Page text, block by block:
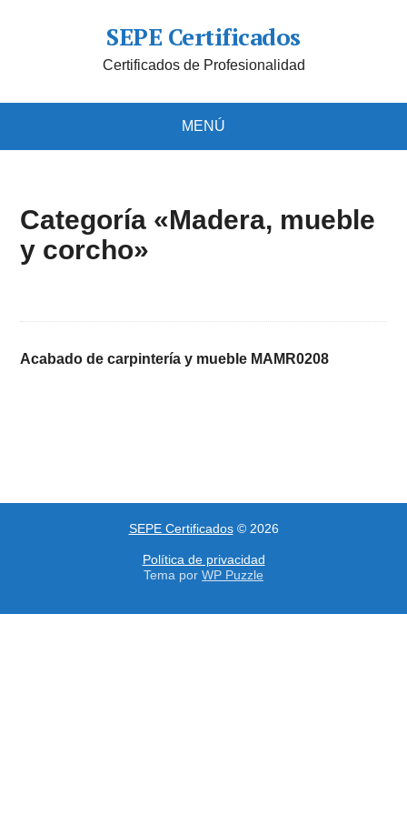
SEPE Certificados
Certificados de Profesionalidad
MENÚ
Categoría «Madera, mueble
y corcho»
Acabado de carpintería y mueble MAMR0208
SEPE Certificados© 2026
Política de privacidad
Tema por WP Puzzle